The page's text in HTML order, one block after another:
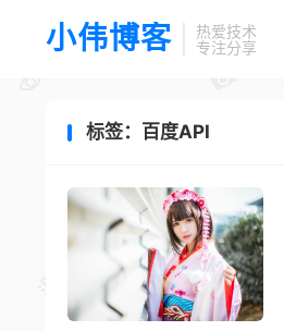
小伟博客
热爱技术
专注分享
标签：百度API